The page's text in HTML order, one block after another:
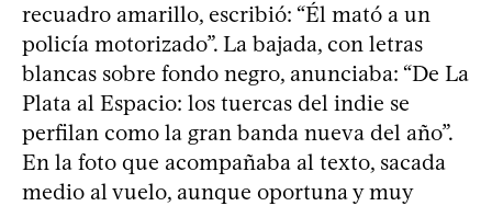
recuadro amarillo, escribió: “Él mató a un
policía motorizado”. La bajada, con letras
blancas sobre fondo negro, anunciaba: “De La
Plata al Espacio: los tuercas del indie se
perfilan como la gran banda nueva del año”.
En la foto que acompañaba al texto, sacada
medio al vuelo, aunque oportuna y muy